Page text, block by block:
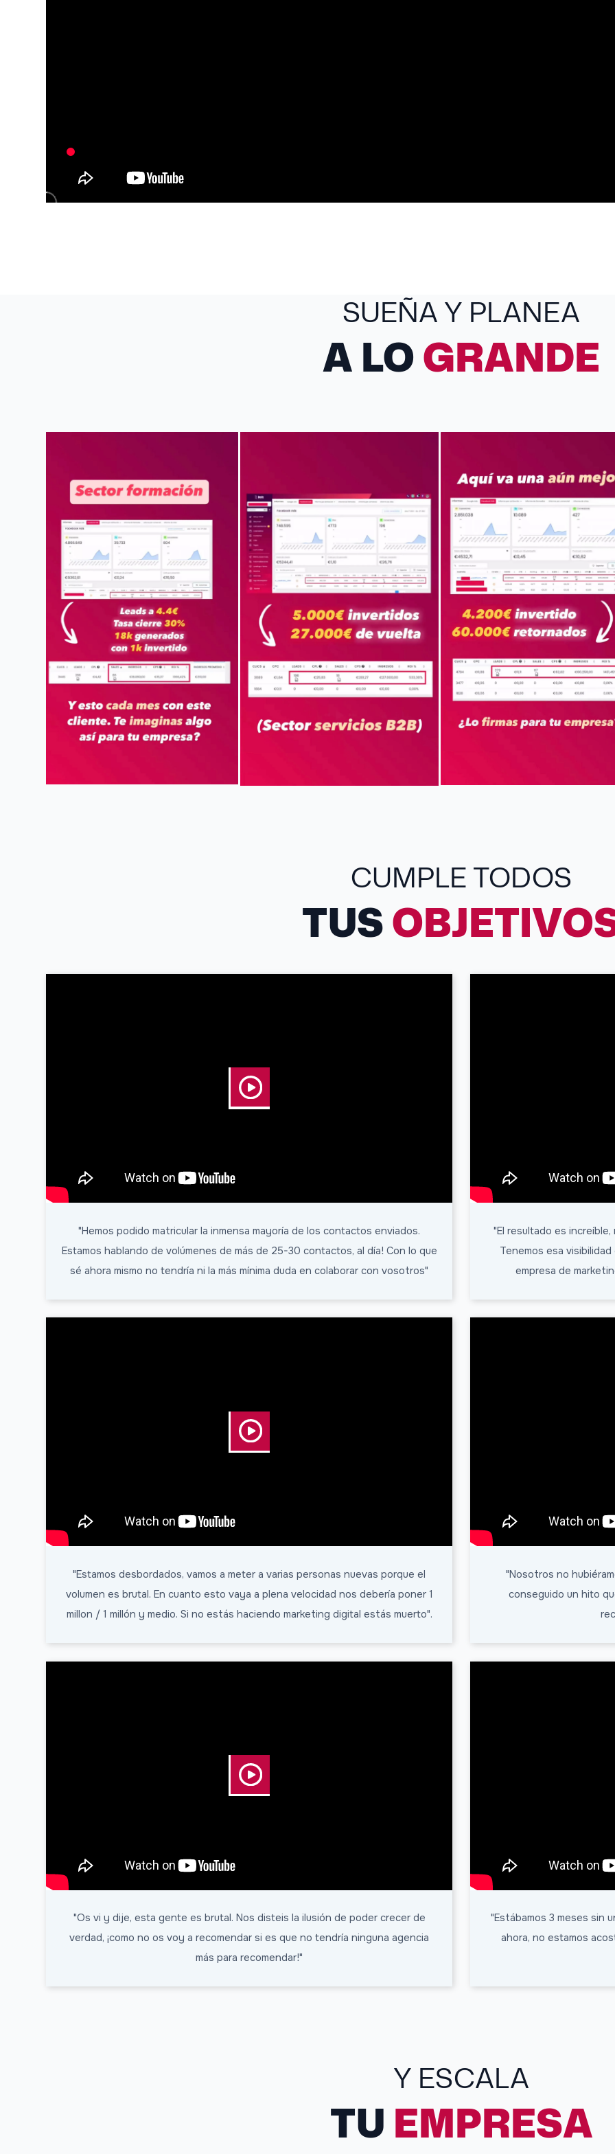
SUEÑA Y PLANEA
A LOGRANDE
CUMPLE TODOS
TUS
"Hemos podido matricular la inmensa mayoría de los contactos enviados.
Estamos hablando de volúmenes de más de 25-30 contactos, al día! Con lo que
sé ahora mismo no tendría ni la más mínima duda en colaborar con vosotros"
"El resultado es
Tenemos esa
empresa de
"Estamos desbordados, vamos a meter a varias personas nuevas porque el
volumen es brutal. En cuanto esto vaya a plena velocidad nos debería poner 1
millon / 1 millón y medio. Si no estás haciendo marketing digital estás muerto".
"Nosotros no
conseguido un hito
"Os vi y dije, esta gente es brutal. Nos disteis la ilusión de poder crecer de
verdad, ¡como no os voy a recomendar si es que no tendría ninguna agencia
más para recomendar!"
"Estábamos 3 meses sin
ahora, no estamos
Y ESCALA
TU EMPRESA